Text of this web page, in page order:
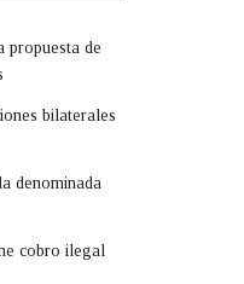
propuesta de
bilaterales
denominada
cobro ilegal